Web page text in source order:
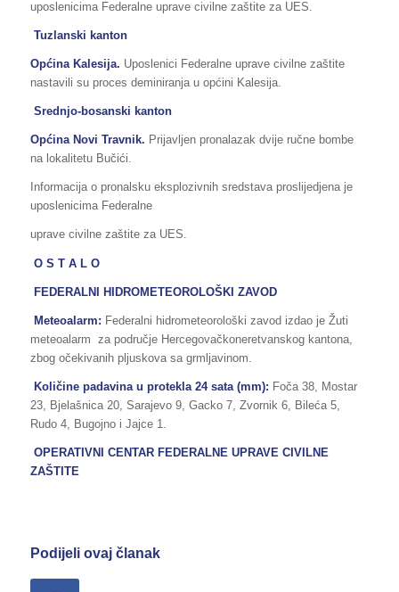
uposlenicima Federalne uprave civilne zaštite za UES.
Tuzlanski kanton
Općina Kalesija. Uposlenici Federalne uprave civilne zaštite
nastavili su proces deminiranja u općini Kalesija.
Srednjo-bosanski kanton
Općina Novi Travnik. Prijavljen pronalazak dvije ručne bombe
na lokalitetu Bučići.
Informacija o pronalsku eksplozivnih sredstava proslijedjena je
uposlenicima Federalne
uprave civilne zaštite za UES.
O S T A L O
FEDERALNI HIDROMETEOROLOŠKI ZAVOD
Meteoalarm: Federalni hidrometeorološki zavod izdao je Žuti
meteoalarm za područje Hercegovačkoneretvanskog kantona,
zbog očekivanih pljuskova sa grmljavinom.
Količine padavina u protekla 24 sata (mm): Foča 38, Mostar
23, Bjelašnica 20, Sarajevo 9, Gacko 7, Zvornik 6, Bileća 5,
Rudo 4, Bugojno i Jajce 1.
OPERATIVNI CENTAR FEDERALNE UPRAVE CIVILNE
ZAŠTITE
Podijeli ovaj članak